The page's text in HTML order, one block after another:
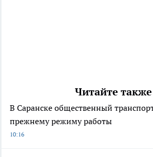
Читайте
В Саранске общественный
прежнему режиму работы
10:16